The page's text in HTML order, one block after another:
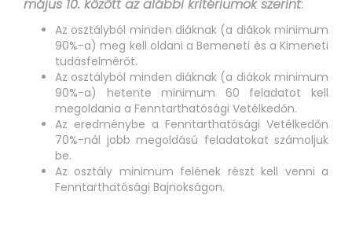
május 10. között az alábbi kritériumok szerint:
Az osztályból minden diáknak (a diákok minimum
90%-a) meg kell oldani a Bemeneti és a Kimeneti
tudásfelmérőt.
Az osztályból minden diáknak (a diákok minimum
90%-a) hetente minimum 60 feladatot kell
megoldania a Fenntarthatósági Vetélkedőn.
Az eredménybe a Fenntarthatósági Vetélkedőn
70%-nál jobb megoldású feladatokat számoljuk
be.
Az osztály minimum felének részt kell venni a
Fenntarthatósági Bajnokságon.